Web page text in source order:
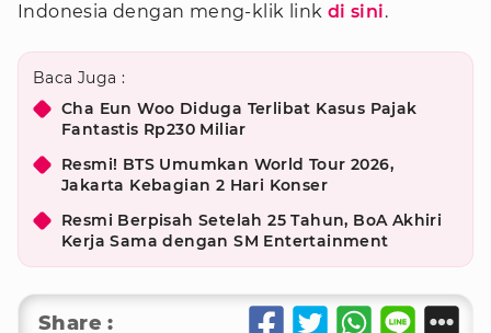
Indonesia dengan meng-klik link di sini.
Baca Juga :
Cha Eun Woo Diduga Terlibat Kasus Pajak
Fantastis Rp230 Miliar
Resmi! BTS Umumkan World Tour 2026,
Jakarta Kebagian 2 Hari Konser
Resmi Berpisah Setelah 25 Tahun, BoA Akhiri
Kerja Sama dengan SM Entertainment
Share :